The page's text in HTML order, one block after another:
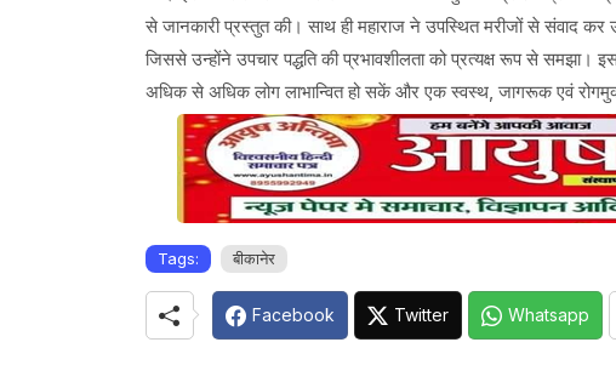
से जानकारी प्रस्तुत की। साथ ही महाराज ने उपस्थित मरीजों से संवाद
जिससे उन्होंने उपचार पद्धति की प्रभावशीलता को प्रत्यक्ष रूप से समझा।
अधिक से अधिक लोग लाभान्वित हो सकें और एक स्वस्थ, जागरूक एवं
Tags: बीकानेर
Facebook Twitter Whatsapp